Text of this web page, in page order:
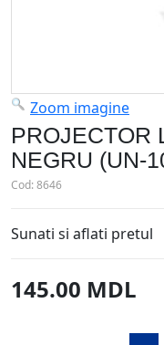
Zoom imagine
PROJECTOR
NEGRU (UN-
Cod:8646
Sunati si aflati pretul
145.00 MDL